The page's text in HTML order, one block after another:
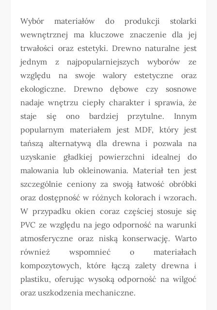
Wybór materiałów do produkcji stolarki
wewnętrznej ma kluczowe znaczenie dla jej
trwałości oraz estetyki. Drewno naturalne jest
jednym z najpopularniejszych wyborów ze
względu na swoje walory estetyczne oraz
ekologiczne. Drewno dębowe czy sosnowe
nadaje wnętrzu ciepły charakter i sprawia, że
staje się ono bardziej przytulne. Innym
popularnym materiałem jest MDF, który jest
tańszą alternatywą dla drewna i pozwala na
uzyskanie gładkiej powierzchni idealnej do
malowania lub okleinowania. Materiał ten jest
szczególnie ceniony za swoją łatwość obróbki
oraz dostępność w różnych kolorach i wzorach.
W przypadku okien coraz częściej stosuje się
PVC ze względu na jego odporność na warunki
atmosferyczne oraz niską konserwację. Warto
również wspomnieć o materiałach
kompozytowych, które łączą zalety drewna i
plastiku, oferując wysoką odporność na wilgoć
oraz uszkodzenia mechaniczne.